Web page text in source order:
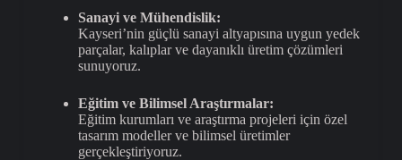
Sanayi ve Mühendislik:
Kayseri’nin güçlü sanayi altyapısına uygun yedek
parçalar, kalıplar ve dayanıklı üretim çözümleri
sunuyoruz.
Eğitim ve Bilimsel Araştırmalar:
Eğitim kurumları ve araştırma projeleri için özel
tasarım modeller ve bilimsel üretimler
gerçekleştiriyoruz.